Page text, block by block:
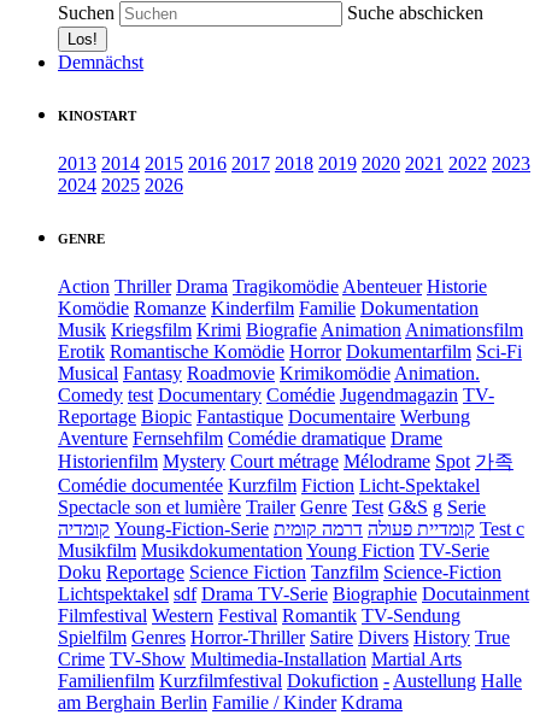
Suchen Suche abschicken
Demnächst
KINOSTART
2013 2014 2015 2016 2017 2018 2019 2020 2021 2022 2023
2024 2025 2026
GENRE
Action Thriller Drama Tragikomödie Abenteuer Historie
Komödie Romanze Kinderfilm Familie Dokumentation
Musik Kriegsfilm Krimi Biografie Animation Animationsfilm
Erotik Romantische Komödie Horror Dokumentarfilm Sci-Fi
Musical Fantasy Roadmovie Krimikomödie Animation.
Comedy test Documentary Comédie Jugendmagazin TV-
Reportage Biopic Fantastique Documentaire Werbung
Aventure Fernsehfilm Comédie dramatique Drame
Historienfilm Mystery Court métrage Mélodrame Spot 가족
Comédie documentée Kurzfilm Fiction Licht-Spektakel
Spectacle son et lumière Trailer Genre Test G&S g Serie
קומדיה Young-Fiction-Serie קומדיית פעולה דרמה קומית
Test c
Musikfilm Musikdokumentation Young Fiction TV-Serie
Doku Reportage Science Fiction Tanzfilm Science-Fiction
Lichtspektakel sdf Drama TV-Serie Biographie Docutainment
Filmfestival Western Festival Romantik TV-Sendung
Spielfilm Genres Horror-Thriller Satire Divers History True
Crime TV-Show Multimedia-Installation Martial Arts
Familienfilm Kurzfilmfestival Dokufiction - Austellung Halle
am Berghain Berlin Familie / Kinder Kdrama